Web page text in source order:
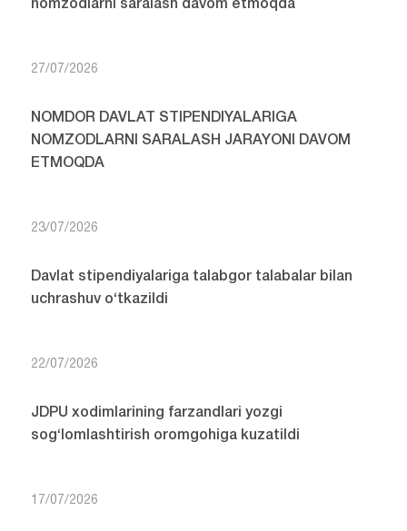
nomzodlarni saralash davom etmoqda
27/07/2026
NOMDOR DAVLAT STIPENDIYALARIGA
NOMZODLARNI SARALASH JARAYONI DAVOM
ETMOQDA
23/07/2026
Davlat stipendiyalariga talabgor talabalar bilan
uchrashuv o‘tkazildi
22/07/2026
JDPU xodimlarining farzandlari yozgi
sog‘lomlashtirish oromgohiga kuzatildi
17/07/2026